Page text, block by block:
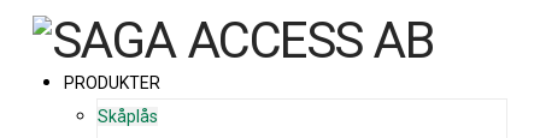
PRODUKTER
Skåplås